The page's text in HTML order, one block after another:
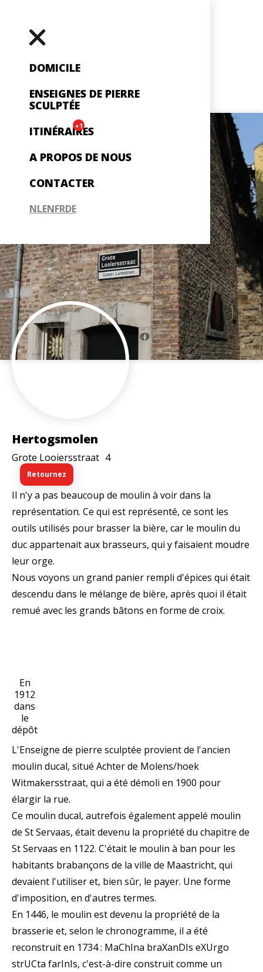
DOMICILE
ENSEIGNES DE PIERRE
SCULPTÉE
ITINÉRAIRES
+1
A PROPOS DE NOUS
CONTACTER
NLENFRDE
Hertogsmolen
Grote Looiersstraat 4
Retournez
Il n'y a pas beaucoup de moulin à voir dans la
représentation. Ce qui est représenté, ce sont les
outils utilisés pour brasser la bière, car le moulin du
duc appartenait aux brasseurs, qui y faisaient moudre
leur orge.
Nous voyons un grand panier rempli d'épices qui était
descendu dans le mélange de bière, après quoi il était
remué avec les grands bâtons en forme de croix.
En
1912
dans
le
dépôt
L'Enseigne de pierre sculptée provient de l'ancien
moulin ducal, situé Achter de Molens/hoek
Witmakersstraat, qui a été démoli en 1900 pour
élargir la rue.
Ce moulin ducal, autrefois également appelé moulin
de St Servaas, était devenu la propriété du chapitre de
St Servaas en 1122. C'était le moulin à ban pour les
habitants brabançons de la ville de Maastricht, qui
devaient l'utiliser et, bien sûr, le payer. Une forme
d'imposition, en d'autres termes.
En 1446, le moulin est devenu la propriété de la
brasserie et, selon le chronogramme, il a été
reconstruit en 1734 : MaChIna braXanDIs eXUrgo
strUCta farInIs, c'est-à-dire construit comme un